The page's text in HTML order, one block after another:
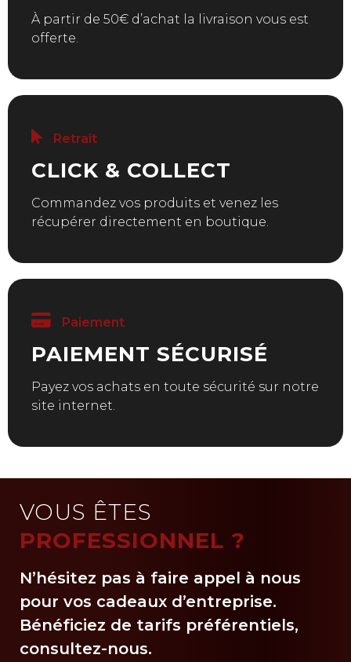
À partir de 50€ d’achat la livraison vous est
offerte.
Retrait
CLICK & COLLECT
Commandez vos produits et venez les
récupérer directement en boutique.
Paiement
PAIEMENT SÉCURISÉ
Payez vos achats en toute sécurité sur notre
site internet.
VOUS ÊTES
PROFESSIONNEL ?
N’hésitez pas à faire appel à nous
pour vos cadeaux d’entreprise.
Bénéficiez de tarifs préférentiels,
consultez-nous.